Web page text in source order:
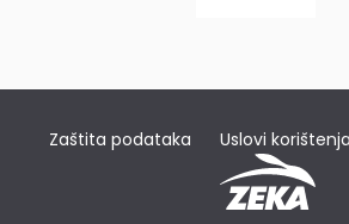
Zaštita podataka Uslovi korištenja